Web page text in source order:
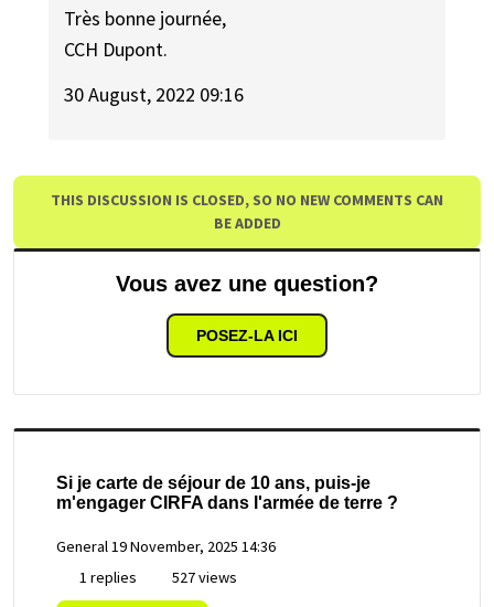
Très bonne journée,
CCH Dupont.
30 August, 2022 09:16
THIS DISCUSSION IS CLOSED, SO NO NEW COMMENTS CAN
BE ADDED
Vous avez une question?
POSEZ-LA ICI
Si je carte de séjour de 10 ans, puis-je
m'engager CIRFA dans l'armée de terre ?
General19 November, 2025 14:36
1 replies
527 views